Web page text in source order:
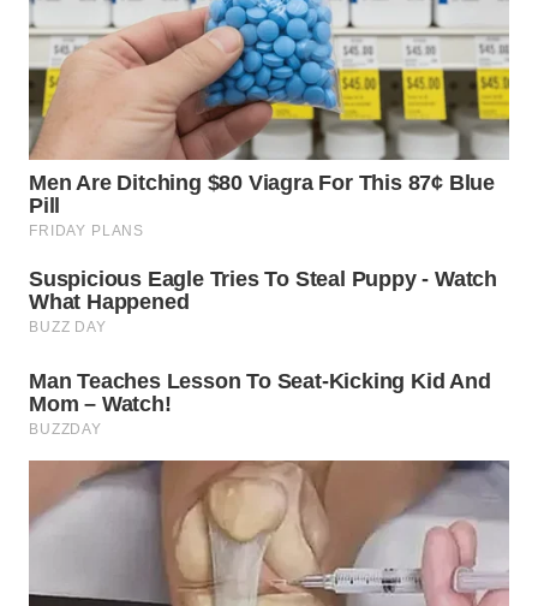
WN
SULUT
WN
MALUT
WN
DAIRI
WN
DANAU
TOBA
WN
WN